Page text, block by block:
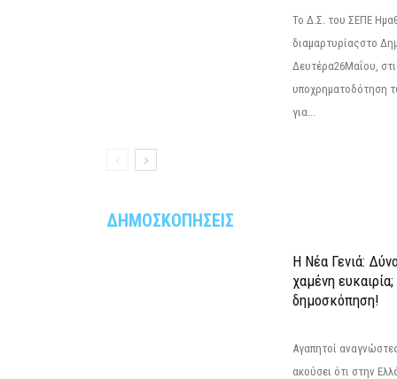
Το Δ.Σ. του ΣΕΠΕ
διαμαρτυρίαςστο
Δευτέρα26Μαΐου,
υποχρηματοδότηση
για...
ΔΗΜΟΣΚΟΠΗΣΕΙΣ
Η Νέα Γενιά:
χαμένη
δημοσκόπηση!
Αγαπητοί
ακούσει ότι στην